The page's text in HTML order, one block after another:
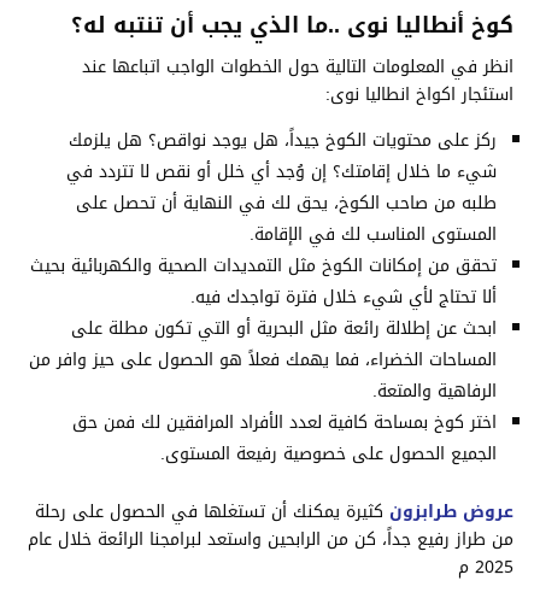
كوخ أنطاليا نوى ..ما الذي يجب أن تنتبه له؟
انظر في المعلومات التالية حول الخطوات الواجب اتباعها عند
استئجار اكواخ انطاليا نوى:
ركز على محتويات الكوخ جيداً، هل يوجد نواقص؟ هل يلزمك
شيء ما خلال إقامتك؟ إن وُجد أي خلل أو نقص لا تتردد في
طلبه من صاحب الكوخ، يحق لك في النهاية أن تحصل على
المستوى المناسب لك في الإقامة.
تحقق من إمكانات الكوخ مثل التمديدات الصحية والكهربائية بحيث
ألا تحتاج لأي شيء خلال فترة تواجدك فيه.
ابحث عن إطلالة رائعة مثل البحرية أو التي تكون مطلة على
المساحات الخضراء، فما يهمك فعلاً هو الحصول على حيز وافر من
الرفاهية والمتعة.
اختر كوخ بمساحة كافية لعدد الأفراد المرافقين لك فمن حق
الجميع الحصول على خصوصية رفيعة المستوى.
عروض طرابزون كثيرة يمكنك أن تستغلها في الحصول على رحلة
من طراز رفيع جداً، كن من الرابحين واستعد لبرامجنا الرائعة خلال عام
2025 م